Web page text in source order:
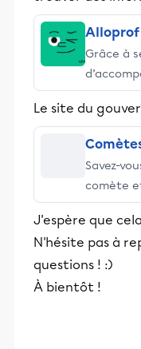
Alloprof
Grâce à
et leurs
Le site du
Savez-
comète
J'espère que
N'hésite pas à
questions ! :)
À bientôt !